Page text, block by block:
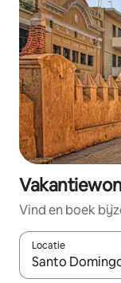
Vind en boek
Locatie
Wanneer er